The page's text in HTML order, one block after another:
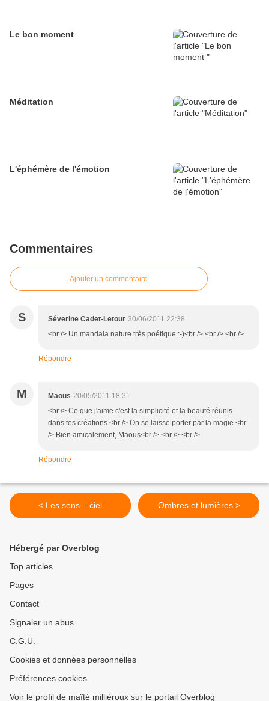
Le bon moment
Méditation
L'éphémère de l'émotion
Commentaires
Ajouter un commentaire
S Séverine Cadet-Letour 30/06/2011 22:38
<br /> Un mandala nature très poétique :-)<br /> <br /> <br />
Répondre
M Maous 20/05/2011 18:31
<br /> Ce que j'aime c'est la simplicité et la beauté réunis
dans tes créations.<br /> On se laisse porter par la magie.<br
/> Bien amicalement, Maous<br /> <br /> <br />
Répondre
< Les sens ...ciel Ombres et lumières >
Hébergé par Overblog
Top articles
Pages
Contact
Signaler un abus
C.G.U.
Cookies et données personnelles
Préférences cookies
Voir le profil de maïté milliéroux sur le portail Overblog